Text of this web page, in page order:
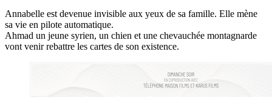
Annabelle est devenue invisible aux yeux de sa famille. Elle mène
sa vie en pilote automatique.
Ahmad un jeune syrien, un chien et une chevauchée montagnarde
vont venir rebattre les cartes de son existence.